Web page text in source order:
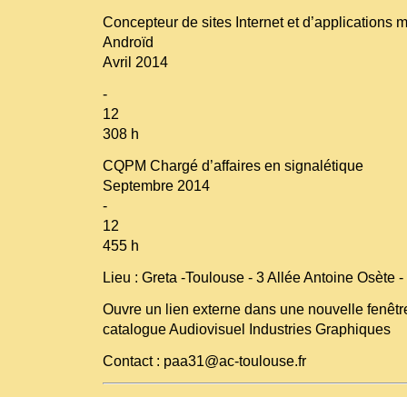
Concepteur de sites Internet et d’applications
Androïd
Avril 2014
-
12
308 h
CQPM Chargé d’affaires en signalétique
Septembre 2014
-
12
455 h
Lieu : Greta -Toulouse - 3 Allée Antoine Osète
Ouvre un lien externe dans une nouvelle
catalogue Audiovisuel Industries Graphiques
Contact : paa31@ac-toulouse.fr